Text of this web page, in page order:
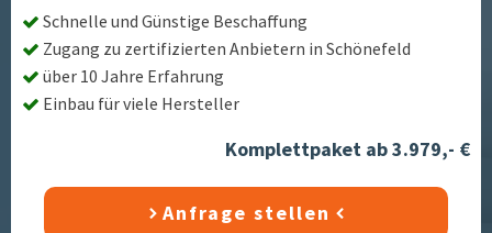
Schnelle und Günstige Beschaffung
Zugang zu zertifizierten Anbietern in Schönefeld
über 10 Jahre Erfahrung
Einbau für viele Hersteller
Komplettpaket ab 3.979,- €
Anfrage stellen